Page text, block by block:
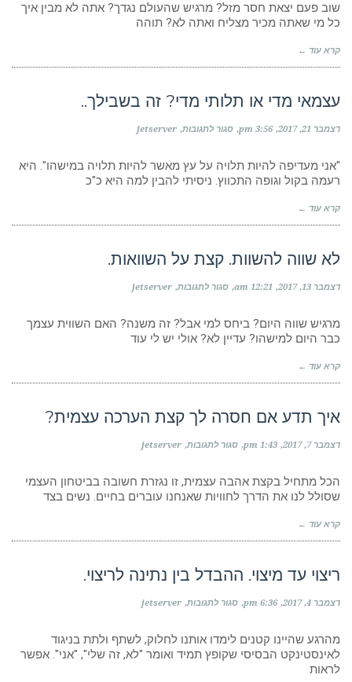
מגיע
לי?
תסמין
שוב פעם יצאת חסר מזל? מרגיש שהעולם נגדך? אתה לא מבין איך
כל מי שאתה מכיר מצליח ואתה לא? תוהה
קרא עוד ←
עצמאי מדי או תלותי מדי? זה בשבילך..
דצמבר 21, 2017 3:56 pm סגור לתגובותעל
או
תלותי
מדי?
jetserver
"אני מעדיפה להיות תלויה על עץ מאשר להיות תלויה במישהו". היא
רעמה בקול וגופה התכווץ. ניסיתי להבין למה היא כ"כ
קרא עוד ←
לא שווה להשוות. קצת על השוואות.
דצמבר 13, 2017 12:21 am סגור לתגובותעל
להשוות.
קצת
על
jetserver
מרגיש שווה היום? ביחס למי אבל? זה משנה? האם השווית עצמך
כבר היום למישהו? עדיין לא? אולי יש לי עוד
קרא עוד ←
איך תדע אם חסרה לך קצת הערכה עצמית?
דצמבר 7, 2017 1:43 pm סגור לתגובותעל
אם
חסרה
לך
עצמית?
jetserver
הכל מתחיל בקצת אהבה עצמית, זו נגזרת חשובה בביטחון העצמי
שסולל לנו את הדרך לחוויות שאנחנו עוברים בחיים. נשים בצד
קרא עוד ←
ריצוי עד מיצוי. ההבדל בין נתינה לריצוי.
דצמבר 4, 2017 6:36 pm סגור לתגובותעל
מיצוי.
ההבדל
בין
jetserver
מהרגע שהיינו קטנים לימדו אותנו לחלוק, לשתף ולתת בניגוד
לאינסטינקט הבסיסי שקופץ תמיד ואומר "לא, זה שלי", "אני". אפשר
לראות